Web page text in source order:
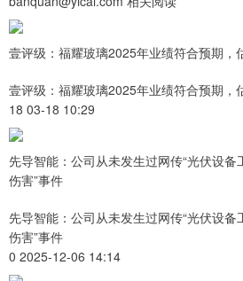
壹评级：福耀玻璃2025年业绩符合预期，
壹评级：福耀玻璃2025年业绩符合预期，
18 03-18 10:29
先导智能：公司从未发生过网传“光伏设
伤害”事件
先导智能：公司从未发生过网传“光伏设
伤害”事件
0 2025-12-06 14:14